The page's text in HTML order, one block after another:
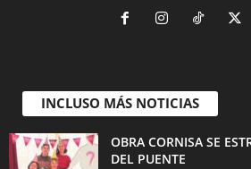
INCLUSO MÁS NOTICIAS
OBRA CORNISA SE
DEL PUENTE